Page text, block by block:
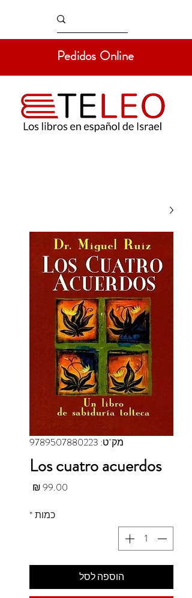
Pedidos Online
מק"ט: 9789507880223
Los cuatro acuerdos
כמות*
הוספה לסל